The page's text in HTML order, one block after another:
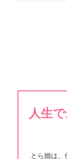
人生
とら婚は